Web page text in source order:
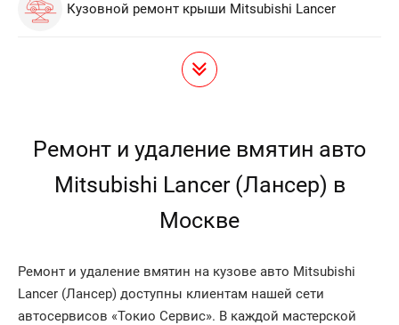
Кузовной ремонт крыши Mitsubishi Lancer
Ремонт и удаление вмятин авто
Mitsubishi Lancer (Лансер) в
Москве
Ремонт и удаление вмятин на кузове авто Mitsubishi
Lancer (Лансер) доступны клиентам нашей сети
автосервисов «Токио Сервис». В каждой мастерской